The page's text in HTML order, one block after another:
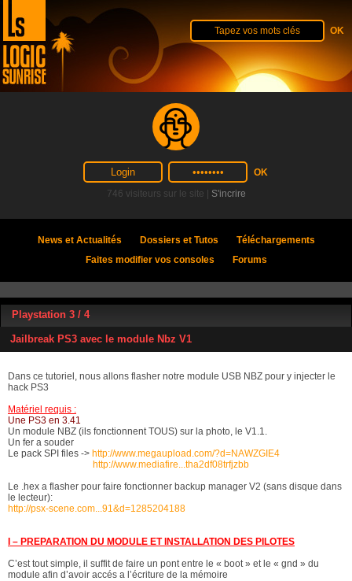
746 visiteurs sur le site | S'incrire
News et Actualités Dossiers et Tutos
Téléchargements
Faites modifier vos consoles
Forums
Playstation 3 / 4
Jailbreak PS3 avec le module Nbz V1
Dans ce tutoriel, nous allons flasher notre module USB NBZ pour y injecter le
hack PS3
Matériel requis :
Une PS3 en 3.41
Un module NBZ (ils fonctionnent TOUS) sur la photo, le V1.1.
Un fer a souder
Le pack SPI files -> http://www.megaupload.com/?d=NAWZGIE4
http://www.mediafire...tha2df08trfjzbb
Le .hex a flasher pour faire fonctionner backup manager V2 (sans disque dans
le lecteur):
http://psx-scene.com...91&d=1285204188
I – PREPARATION DU MODULE ET INSTALLATION DES PILOTES
C’est tout simple, il suffit de faire un pont entre le « boot » et le « gnd » du
module afin d’avoir accés a l’écriture de la mémoire